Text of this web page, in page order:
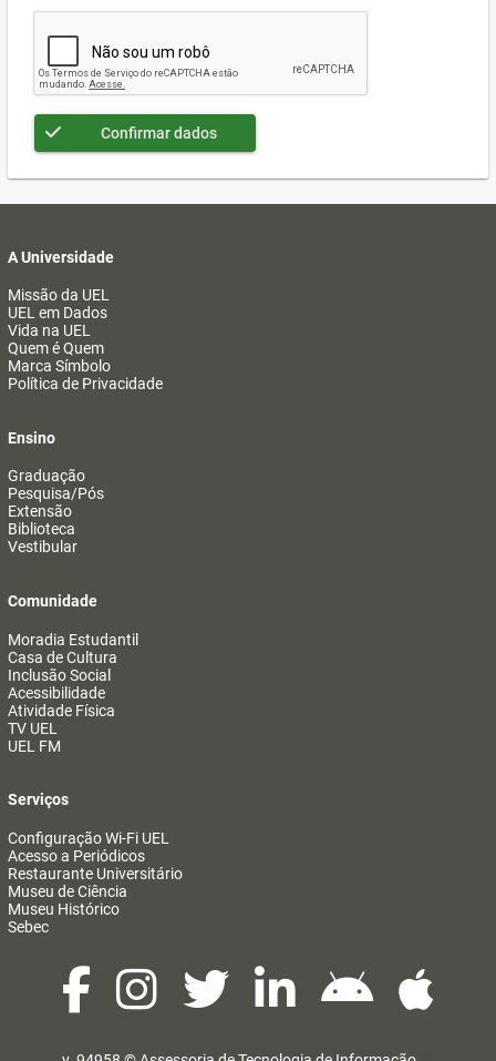
Confirmar dados
A Universidade
Missão da UEL
UEL em Dados
Vida na UEL
Quem é Quem
Marca Símbolo
Política de Privacidade
Ensino
Graduação
Pesquisa/Pós
Extensão
Biblioteca
Vestibular
Comunidade
Moradia Estudantil
Casa de Cultura
Inclusão Social
Acessibilidade
Atividade Física
TV UEL
UEL FM
Serviços
Configuração Wi-Fi UEL
Acesso a Periódicos
Restaurante Universitário
Museu de Ciência
Museu Histórico
Sebec